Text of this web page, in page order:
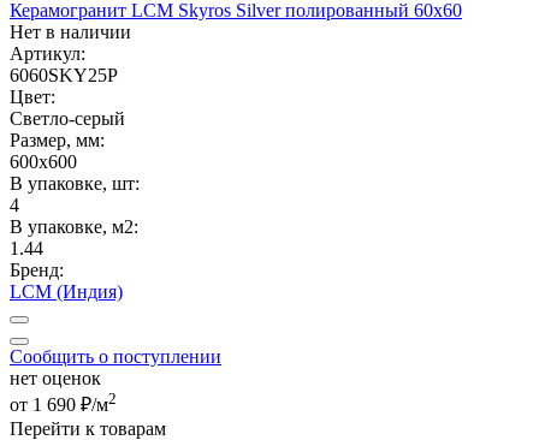
Керамогранит LCM Skyros Silver полированный 60x60
Нет в наличии
Артикул:
6060SKY25P
Цвет:
Светло-серый
Размер, мм:
600x600
В упаковке, шт:
4
В упаковке, м2:
1.44
Бренд:
LCM (Индия)
Сообщить о поступлении
нет оценок
от 1 690 ₽/м2
Перейти к товарам